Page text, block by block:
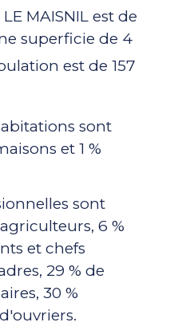
MAISNIL est de
superficie de 4
est de 157
sont
et 1 %
sont
6 %
et chefs
29 % de
30 %